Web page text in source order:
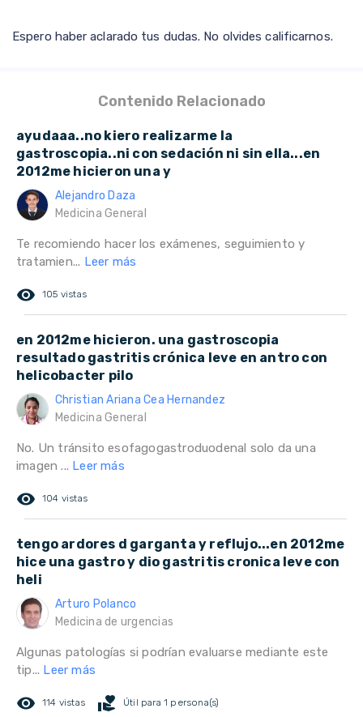
Espero haber aclarado tus dudas. No olvides calificarnos.
Contenido Relacionado
ayudaaa..no kiero realizarme la
gastroscopia..ni con sedación ni sin ella...en
2012me hicieron una y
Alejandro Daza
Medicina General
Te recomiendo hacer los exámenes, seguimiento y
tratamien... Leer más
remove_red_eye 105 vistas
en 2012me hicieron. una gastroscopia
resultado gastritis crónica leve en antro con
helicobacter pilo
Christian Ariana Cea Hernandez
Medicina General
No. Un tránsito esofagogastroduodenal solo da una
imagen ... Leer más
remove_red_eye 104 vistas
tengo ardores d garganta y reflujo...en 2012me
hice una gastro y dio gastritis cronica leve con
heli
Arturo Polanco
Medicina de urgencias
Algunas patologías si podrían evaluarse mediante este
tip... Leer más
remove_red_eye 114 vistas volunteer_activism Útil para 1 persona(s)